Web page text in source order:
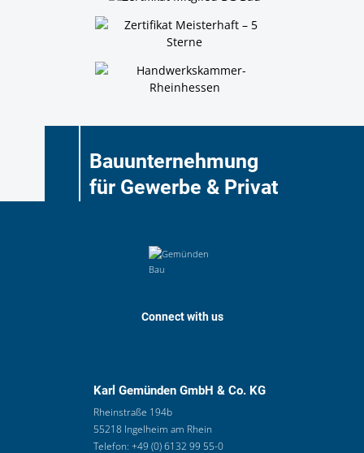
Bauunternehmung
für Gewerbe & Privat
Connect with us
Karl Gemünden GmbH & Co. KG
Rheinstraße 194b
55218 Ingelheim am Rhein
Telefon:+49 (0) 6132 99 55-0